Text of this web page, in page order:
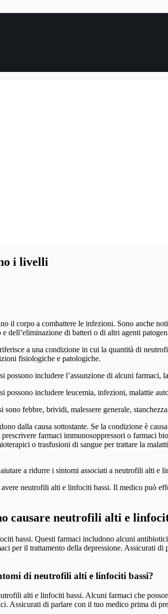
i livelli
il corpo a combattere le infezioni. Sono anche
dell’eliminazione di batteri o di altri agenti
a una condizione in cui la quantità di
fisiologiche e patologiche.
includere l’assunzione di alcuni farmaci,
includere leucemia, infezioni, malattie
febbre, brividi, malessere generale,
dalla causa sottostante. Se la condizione è
farmaci immunosoppressori o farmaci
o trasfusioni di sangue per trattare la
a ridurre i sintomi associati a neutrofili alti
neutrofili alti e linfociti bassi. Il medico può
causare neutrofili alti e
bassi. Questi farmaci includono alcuni
per il trattamento della depressione. Assicurati
di neutrofili alti e linfociti bassi?
alti e linfociti bassi. Alcuni farmaci che
Assicurati di parlare con il tuo medico prima di